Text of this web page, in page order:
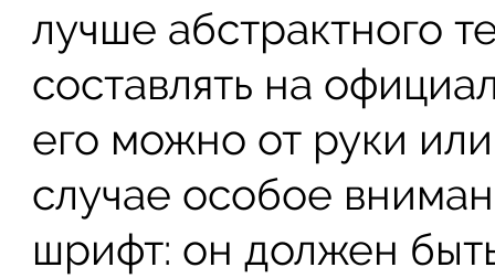
лучше абстрактного
составлять на
его можно от руки
случае особое
шрифт: он должен